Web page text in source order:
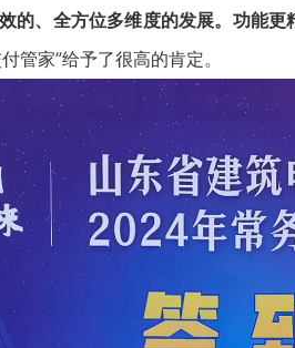
的、全方位多维度的发展。功能更
管家”给予了很高的肯定。